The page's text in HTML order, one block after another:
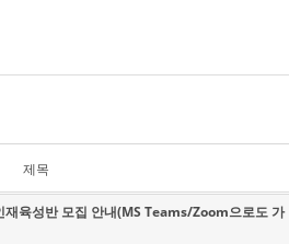
제목
육성반 모집 안내(MS Teams/Zoom으로도 가